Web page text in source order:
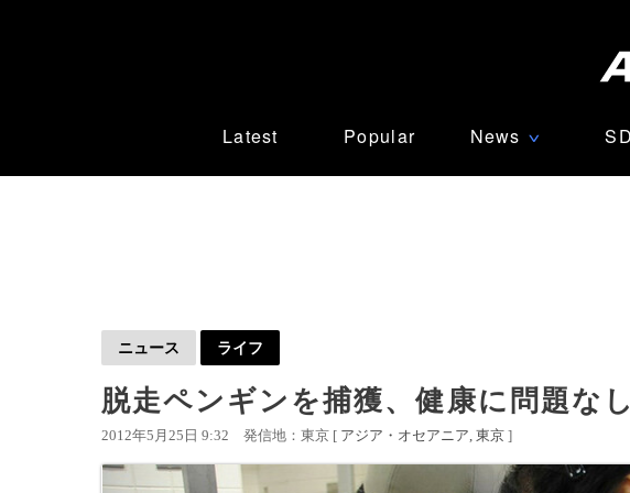
Latest Popular News ∨
ニュース ライフ
脱走ペンギンを捕獲、健康に問題な
2012年5月25日 9:32 発信地：東京 [ アジア・オセアニア 東京 ]